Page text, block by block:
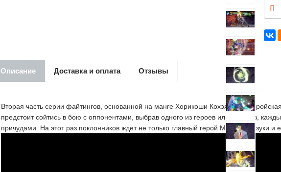
Описание Доставка и оплата Отзывы
Вторая часть серии файтингов, основанной на манге Хорикоши Кохэя «Моя
предстоит сойтись в бою с оппонентами, выбрав одного из героев или злодеев,
причудами. На этот раз поклонников ждет не только главный герой Мидория Изуки